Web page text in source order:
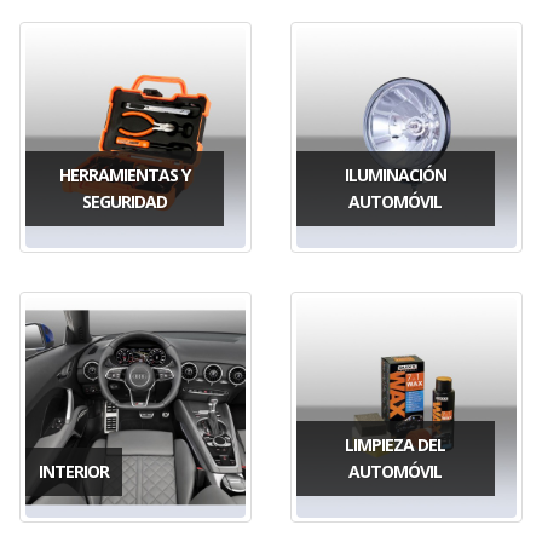
HERRAMIENTAS Y
SEGURIDAD
ILUMINACIÓN
AUTOMÓVIL
INTERIOR
LIMPIEZA DEL
AUTOMÓVIL